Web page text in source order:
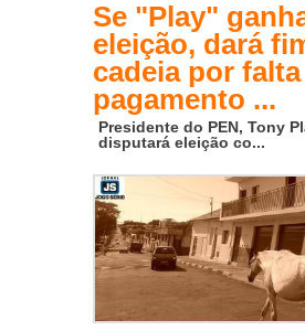
Se "Play"
eleição, dará
cadeia por
pagamento ...
Presidente do PEN, Tony
disputará eleição co...